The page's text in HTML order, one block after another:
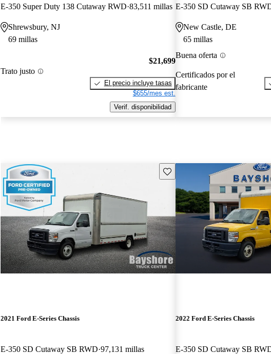
E-350 Super Duty 138 Cutaway RWD 83,511 millas
Shrewsbury, NJ
69 millas
Trato justo
$21,699
El precio incluye tasas
$655/mes est.
Verif. disponibilidad
E-350 SD Cutaway SB
New Castle, DE
65 millas
Buena oferta
Certificados por el
fabricante
Guarda este Aviso
2021 Ford E-Series Chassis
E-350 SD Cutaway SB RWD 97,131 millas
2022 Ford E-Series Chassis
E-350 SD Cutaway SB